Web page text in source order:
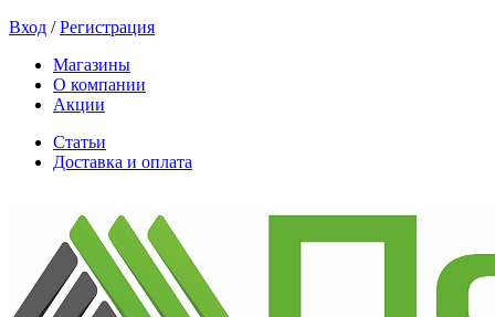
Вход /Регистрация
Магазины
О компании
Акции
Статьи
Доставка и оплата